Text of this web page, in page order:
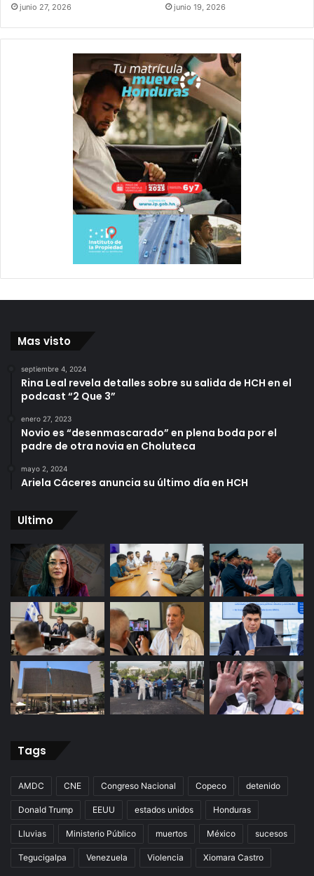
junio 27, 2026 junio 19, 2026
Mas visto
septiembre 4, 2024
Rina Leal revela detalles sobre su salida de HCH en el
podcast “2 Que 3”
enero 27, 2023
Novio es “desenmascarado” en plena boda por el
padre de otra novia en Choluteca
mayo 2, 2024
Ariela Cáceres anuncia su último día en HCH
Ultimo
Tags
AMDC CNE Congreso Nacional Copeco detenido
Donald Trump EEUU estados unidos Honduras
Lluvias Ministerio Público muertos México sucesos
Tegucigalpa Venezuela Violencia Xiomara Castro